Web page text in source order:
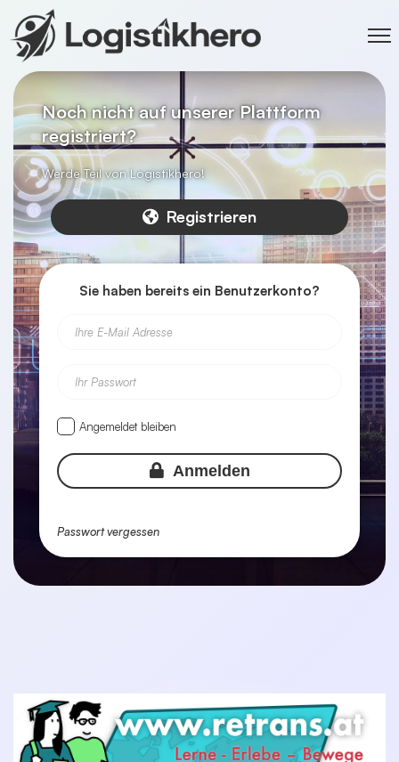
Noch nicht auf unserer Plattform
registriert?
Werde Teil von Logistikhero!
Registrieren
Sie haben bereits ein Benutzerkonto?
Ihre E-Mail Adresse
Ihr Passwort
Angemeldet bleiben
Anmelden
Passwort vergessen